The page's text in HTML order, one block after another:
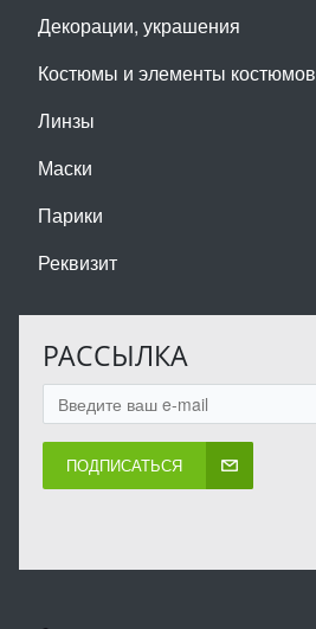
Декорации, украшения
Костюмы и элементы костюмов
Линзы
Маски
Парики
Реквизит
РАССЫЛКА
ПОДПИСАТЬСЯ